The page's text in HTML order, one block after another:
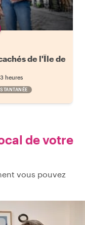
de l'Île de
3 heures
de votre
vous pouvez